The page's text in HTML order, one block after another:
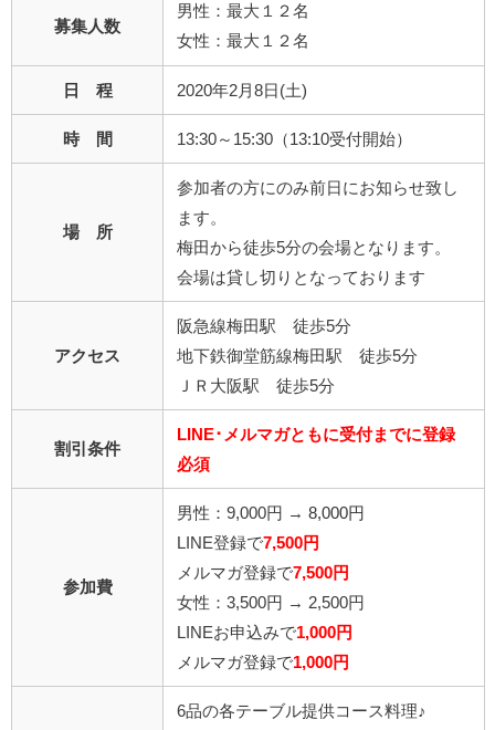
募集人数
男性：最大１２名
女性：最大１２名
日 程 2020年2月8日(土)
時 間 13:30～15:30（13:10受付開始）
場 所
参加者の方にのみ前日にお知らせ致し
ます。
梅田から徒歩5分の会場となります。
会場は貸し切りとなっております
アクセス
阪急線梅田駅 徒歩5分
地下鉄御堂筋線梅田駅 徒歩5分
ＪＲ大阪駅 徒歩5分
割引条件
LINE･メルマガともに受付までに登録
必須
参加費
男性：9,000円 → 8,000円
LINE登録で7,500円
メルマガ登録で7,500円
女性：3,500円 → 2,500円
LINEお申込みで1,000円
メルマガ登録で1,000円
6品の各テーブル提供コース料理♪